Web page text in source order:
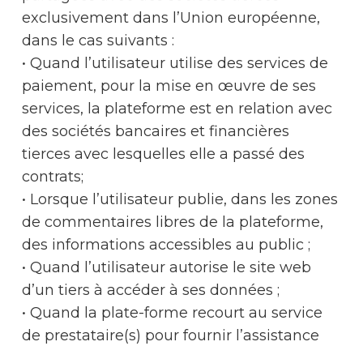
exclusivement dans l’Union européenne,
dans le cas suivants :
• Quand l’utilisateur utilise des services de
paiement, pour la mise en œuvre de ses
services, la plateforme est en relation avec
des sociétés bancaires et financières
tierces avec lesquelles elle a passé des
contrats;
• Lorsque l’utilisateur publie, dans les zones
de commentaires libres de la plateforme,
des informations accessibles au public ;
• Quand l’utilisateur autorise le site web
d’un tiers à accéder à ses données ;
• Quand la plate-forme recourt au service
de prestataire(s) pour fournir l’assistance